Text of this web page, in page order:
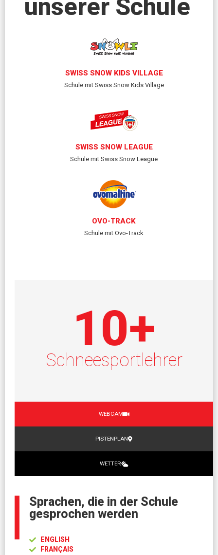
unserer Schule
SWISS SNOW KIDS VILLAGE
Schule mit Swiss Snow Kids Village
SWISS SNOW LEAGUE
Schule mit Swiss Snow League
OVO-TRACK
Schule mit Ovo-Track
Schneesportlehrer
10+
WEBCAM
PISTENPLAN
WETTER
Sprachen, die in der Schule
gesprochen werden
ENGLISH
FRANÇAIS